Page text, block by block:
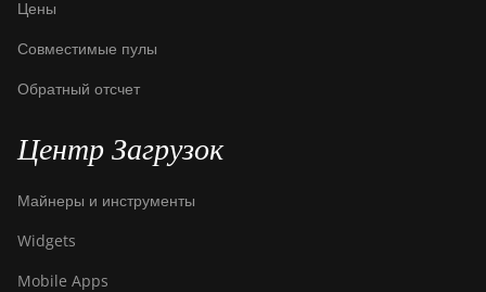
Цены
Совместимые пулы
Обратный отсчет
Центр Загрузок
Майнеры и инструменты
Widgets
Mobile Apps